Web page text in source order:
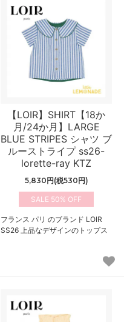
【LOIR】SHIRT【18か
月/24か月】LARGE
BLUE STRIPES シャツ ブ
ルーストライプ ss26-
lorette-ray KTZ
5,830円(税530円)
50%
フランス パリ のブランド LOIR
SS26 上品なデザインのトップス